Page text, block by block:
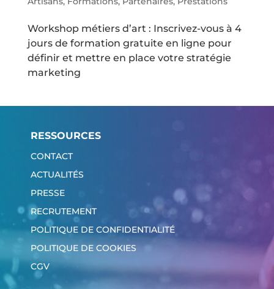
Workshop métiers d’art : Inscrivez-vous à 4
jours de formation gratuite en ligne pour
définir et mettre en place votre stratégie
marketing
RESSOURCES
CONTACT
ACTUALITÉS
PRESSE
RECRUTEMENT
POLITIQUE DE CONFIDENTIALITÉ
POLITIQUE DE COOKIES
CGV